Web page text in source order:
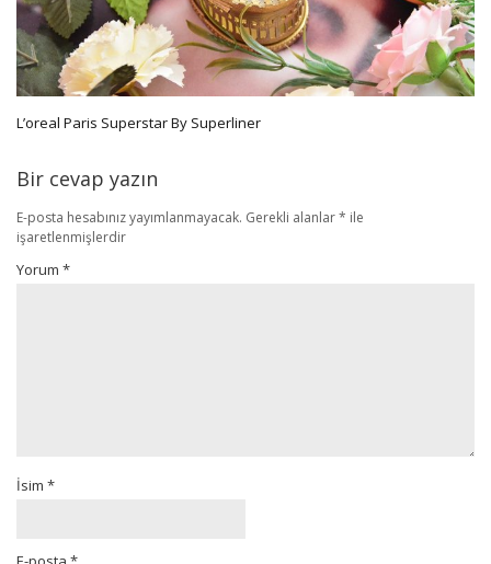
L’oreal Paris Superstar By Superliner
Bir cevap yazın
E-posta hesabınız yayımlanmayacak. Gerekli alanlar* ile
işaretlenmişlerdir
Yorum *
İsim *